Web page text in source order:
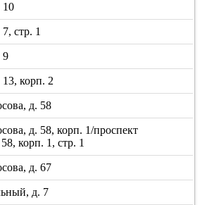
10
стр. 1
9
корп. 2
д. 58
д. 58, корп. 1/проспект
корп. 1, стр. 1
д. 67
д. 7